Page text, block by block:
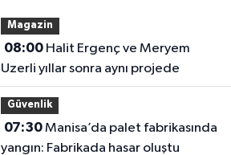
Magazin
08:00Halit Ergenç ve Meryem
Uzerli yıllar sonra aynı projede
Güvenlik
07:30Manisa’da palet fabrikasında
yangın: Fabrikada hasar oluştu